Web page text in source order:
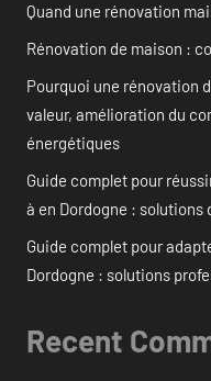
Quand une rénovation
Rénovation de maison :
Pourquoi une rénovation
valeur, amélioration du
énergétiques
Guide complet pour
à en Dordogne : solutions
Guide complet pour
Dordogne : solutions
Recent